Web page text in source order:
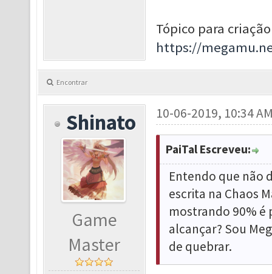
Tópico para
https://
Encontrar
Shinato
Game
Master
10-06-2019, 10:34
PaiTal Escreveu:
Entendo que não
escrita na Chaos
mostrando 90% é
alcançar? Sou
de quebrar.